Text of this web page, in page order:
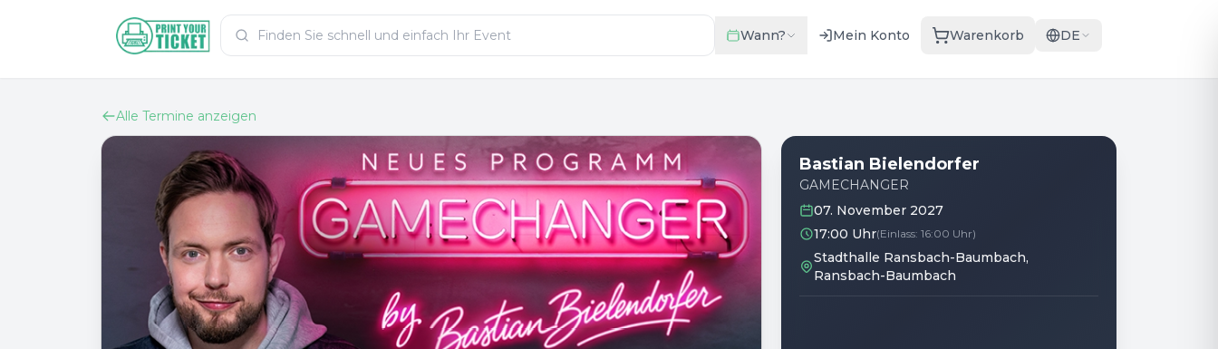
Zum HauptinhaltPrintYourTicket
Wann? Mein Konto Warenkorb DE
Alle Termine anzeigen
Bastian Bielendorfer
GAMECHANGER
07. November 2027
17:00 Uhr(Einlass:16:00 Uhr)
Stadthalle Ransbach-Baumbach,
Ransbach-Baumbach